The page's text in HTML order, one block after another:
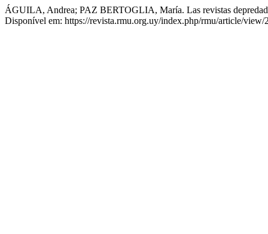
ÁGUILA, Andrea; PAZ BERTOGLIA, María. Las revistas
Disponível em: https://revista.rmu.org.uy/index.php/rmu/article/view/